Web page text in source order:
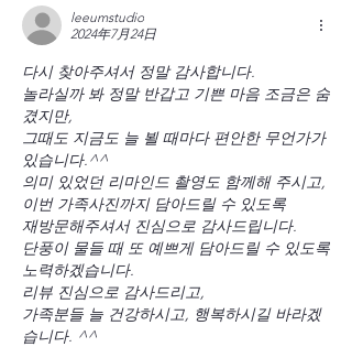
leeumstudio
2024年7月24日
다시 찾아주셔서 정말 감사합니다.
놀라실까 봐 정말 반갑고 기쁜 마음 조금은 숨
겼지만,
그때도 지금도 늘 뵐 때마다 편안한 무언가가
있습니다.^^
의미 있었던 리마인드 촬영도 함께해 주시고,
이번 가족사진까지 담아드릴 수 있도록
재방문해주셔서 진심으로 감사드립니다.
단풍이 물들 때 또 예쁘게 담아드릴 수 있도록
노력하겠습니다.
리뷰 진심으로 감사드리고,
가족분들 늘 건강하시고, 행복하시길 바라겠
습니다. ^^